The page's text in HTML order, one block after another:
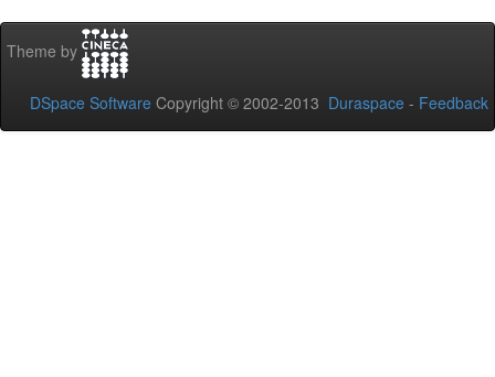
Theme by
DSpace Software Copyright © 2002-2013 Duraspace - Feedback